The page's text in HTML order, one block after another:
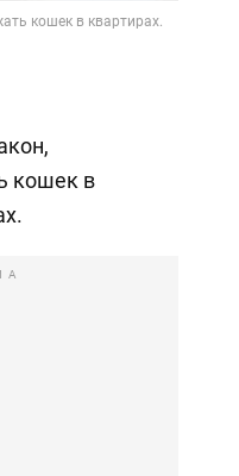
кошек в квартирах.
кошек в